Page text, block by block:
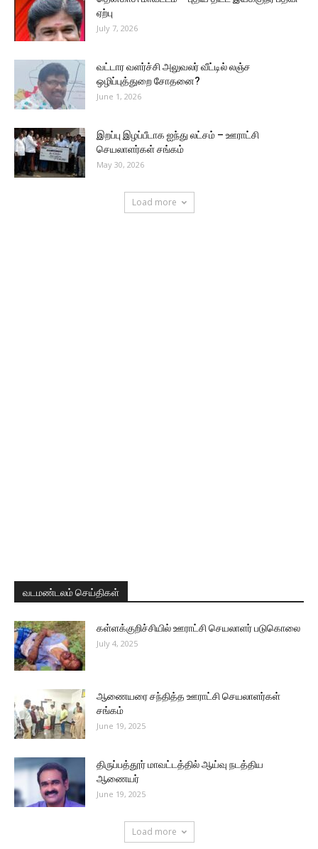
ஏற்பு
July 7, 2026
வட்டார வளர்ச்சி அலுவலர் வீட்டில் லஞ்ச
ஒழிப்புத்துறை சோதனை?
June 1, 2026
இறப்பு இழப்பீடாக ஐந்து லட்சம் – ஊராட்சி
செயலாளர்கள் சங்கம்
May 30, 2026
Load more
வடமண்டலம் செய்திகள்
கள்ளக்குறிச்சியில் ஊராட்சி செயலாளர் படுகொலை
July 4, 2025
ஆணையரை சந்தித்த ஊராட்சி செயலாளர்கள்
சங்கம்
June 19, 2025
திருப்பத்தூர் மாவட்டத்தில் ஆய்வு நடத்திய
ஆணையர்
June 19, 2025
Load more